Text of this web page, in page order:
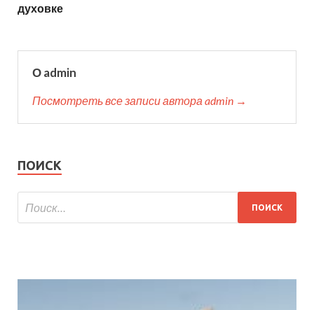
духовке
О admin
Посмотреть все записи автора admin →
ПОИСК